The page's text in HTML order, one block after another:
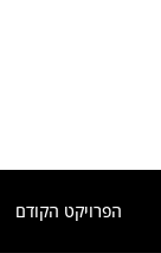
הפרויקט הקודם